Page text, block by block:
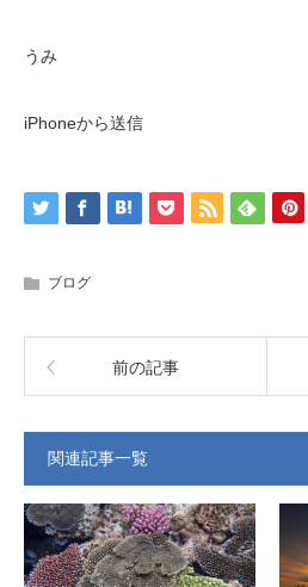
うみ
iPhoneから送信
ブログ
前の記事
関連記事一覧